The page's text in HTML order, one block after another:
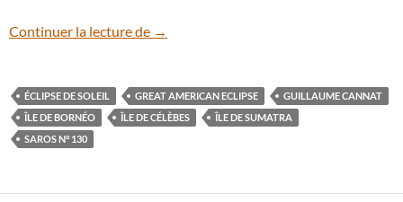
Continuer la lecture de 9 mars : éclipse totale de Soleil en
→
ÉCLIPSE DE SOLEIL GREAT AMERICAN ECLIPSE
GUILLAUME CANNAT
ÎLE DE BORNÉO
ÎLE DE CÉLÈBES
ÎLE DE SUMATRA
SAROS N° 130